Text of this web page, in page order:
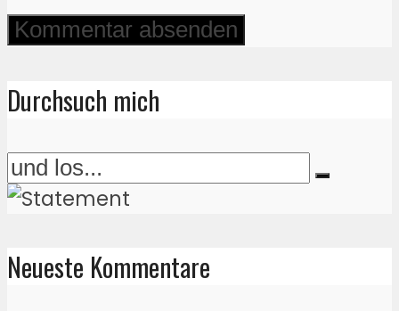
Durchsuch mich
Neueste Kommentare